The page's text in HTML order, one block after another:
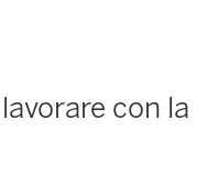
l
con la